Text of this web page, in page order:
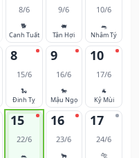
8/6
🐕
Canh Tuất
9/6
🐖
Tân Hợi
10/6
🐀
Nhâm Tý
8
15/6
🐍
Đinh Tỵ
9
16/6
🐎
Mậu Ngọ
10
17/6
🐐
Kỷ Mùi
15
22/6
🐀
16
23/6
🐂
17
24/6
🐅